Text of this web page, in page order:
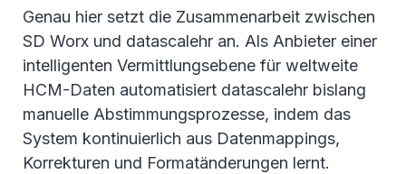
Genau hier setzt die Zusammenarbeit zwischen
SD Worx und datascalehr an. Als Anbieter einer
intelligenten Vermittlungsebene für weltweite
HCM-Daten automatisiert datascalehr bislang
manuelle Abstimmungsprozesse, indem das
System kontinuierlich aus Datenmappings,
Korrekturen und Formatänderungen lernt.